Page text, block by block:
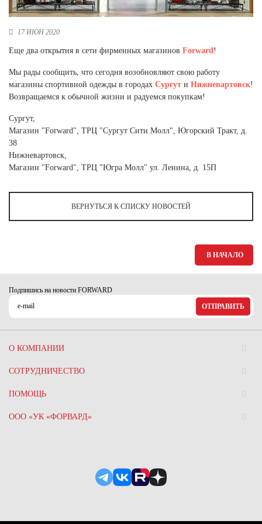
Новосибирская область (3)
Омская область (5)
Республика Башкортостан (3)
Республика Татарстан (2)
Ростовская область (2)
Санкт-Петербург и ЛО (3)
Саратовская область (1)
Свердловская область (5)
Северная Осетия (2)
Смоленская область (1)
Тульская область (1)
Ямало-Ненецкий автономный округ (1)
Ярославская область (1)
17 ИЮН 2020
Еще два открытия в сети фирменных магазинов Forward!
Мы рады сообщить, что сегодня возобновляют свою работу
магазины спортивной одежды в городах Сургут и Нижневартовск!
Возвращаемся к обычной жизни и радуемся покупкам!
Сургут,
Магазин "Forward", ТРЦ "Сургут Сити Молл", Югорский Тракт, д.
38
Нижневартовск,
Магазин "Forward", ТРЦ "Югра Молл" ул. Ленина, д. 15П
ВЕРНУТЬСЯ К СПИСКУ НОВОСТЕЙ
В НАЧАЛО
Подпишись на новости FORWARD
ОТПРАВИТЬ
О КОМПАНИИ
СОТРУДНИЧЕСТВО
ПОМОЩЬ
ООО «УК «ФОРВАРД»